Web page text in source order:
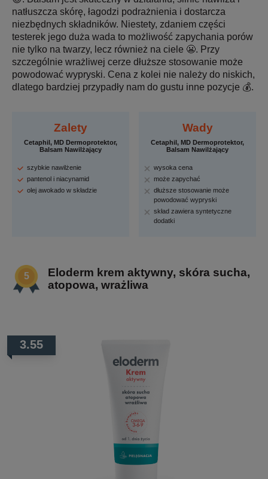
natłuszcza skórę, łagodzi podrażnienia i dostarcza
niezbędnych składników. Niestety, zdaniem części
testerek jego duża wada to możliwość zapychania porów
nie tylko na twarzy, lecz również na ciele 😬. Przy
szczególnie wrażliwej cerze dłuższe stosowanie może
powodować wypryski. Cena z kolei nie należy do niskich,
dlatego bardziej przypadły nam do gustu inne pozycje 💰.
Zalety
Cetaphil, MD Dermoprotektor,
Balsam Nawilżający
szybkie nawilżenie
pantenol i niacynamid
olej awokado w składzie
Wady
Cetaphil, MD Dermoprotektor,
Balsam Nawilżający
wysoka cena
może zapychać
dłuższe stosowanie może
powodować wypryski
skład zawiera syntetyczne
dodatki
Eloderm krem aktywny, skóra sucha,
atopowa, wrażliwa
3.55